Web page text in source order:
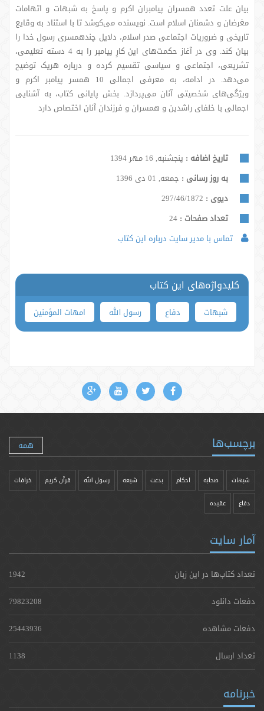
بیان علت تعدد همسران پیامبران اکرم و پاسخ به شبهات و اتهامات
مغرضان و دشمنان اسلام است. نویسنده می‌کوشد تا با استناد به وقایع
تاریخی و ضروریات اجتماعی صدر اسلام، دلایل چندهمسری رسول خدا را
بیان کند. وی در آغاز حکمت‌های این کارِ پیامبر را به 4 دسته تعلیمی،
تشریعی، اجتماعی و سیاسی تقسیم کرده و درباره هریک توضیح
می‌دهد. در ادامه، به معرفی اجمالی 10 همسر پیامبر اکرم و
ویژگی‌های شخصیتی آنان می‌پردازد. بخش پایانی کتاب، به آشنایی
اجمالی با خلفای راشدین و همسران و فرزندان آنان اختصاص دارد
تاریخ اضافه : پنجشنبه, 16 مهر 1394
به روز رسانی : جمعه, 01 دی 1396
دیوی : 297/46/1872
تعداد صفحات :
تماس با مدیر سایت درباره این کتاب
کلیدواژه‌های این کتاب
شبهات دفاع رسول الله امهات المؤمنین
برچسب‌ها همه
شبهات صحابه احکام بدعت شیعه رسول الله قرآن کریم خرافات
دفاع عقیده
آمار سایت
تعداد کتاب‌ها در این زبان
1942
دفعات دانلود
79823208
دفعات مشاهده
25443936
تعداد ارسال
1138
خبرنامه